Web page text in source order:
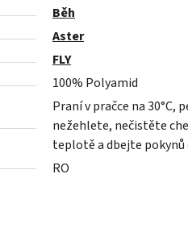
Běh
Aster
FLY
100% Polyamid
Praní v pračce na
nežehlete, nečistěte
teplotě a dbejte pokynů
RO